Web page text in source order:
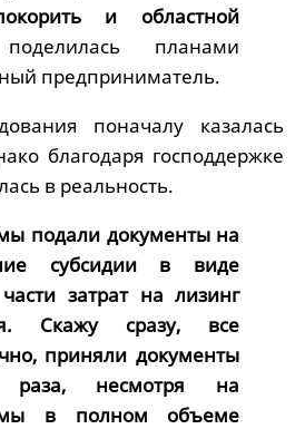
и областной
планами
предприниматель.
поначалу казалась
благодаря господдержке
в реальность.
подали документы на
субсидии в виде
затрат на лизинг
Скажу сразу, все
приняли документы
несмотря на
в полном объеме